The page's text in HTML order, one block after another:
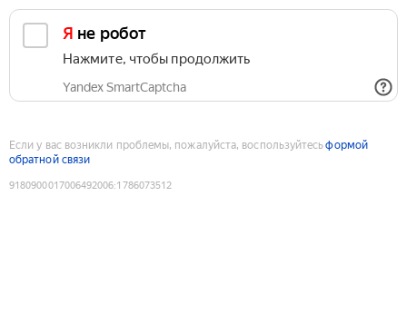
Я не робот
Нажмите, чтобы продолжить
Yandex SmartCaptcha
Если у вас возникли проблемы, пожалуйста, воспользуйтесьформой
обратной связи
9180900017006492006:1786073512